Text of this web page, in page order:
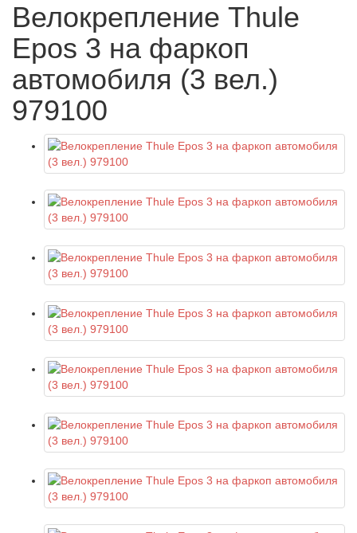
Велокрепление Thule
Epos 3 на фаркоп
автомобиля (3 вел.)
979100